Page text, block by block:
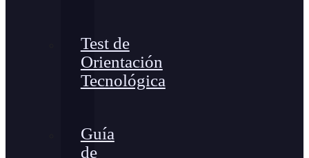
Test de
Orientación
Tecnológica
Guía
de